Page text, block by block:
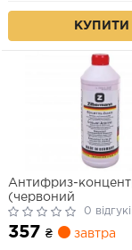
КУПИТИ
Антифриз-
(червоний
0
357 ₴ завтра